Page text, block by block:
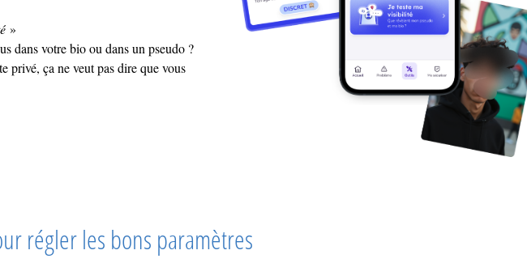
»
dans votre bio ou dans un pseudo ?
privé, ça ne veut pas dire que vous
régler les bons paramètres